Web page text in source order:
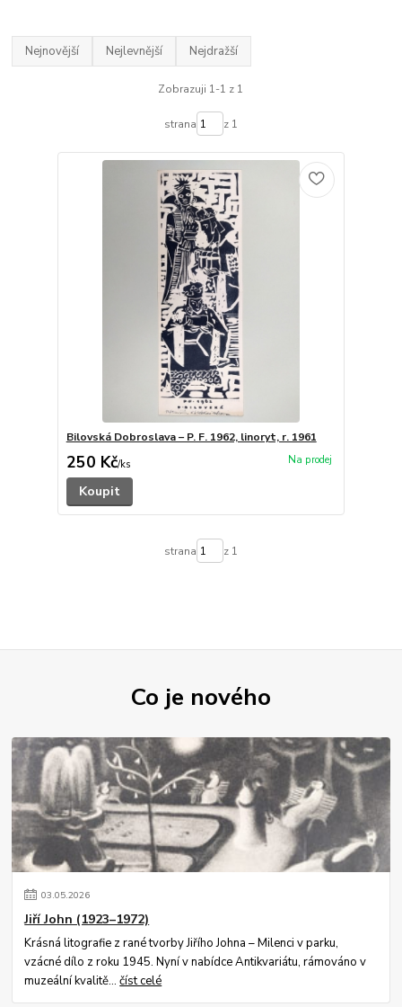
Nejnovější Nejlevnější Nejdražší
Zobrazuji 1-1 z 1
strana z 1
Bilovská Dobroslava – P. F. 1962, linoryt, r. 1961
250 Kč/ks
Koupit
strana z 1
Co je nového
03.05.2026
Jiří John (1923–1972)
Krásná litografie z rané tvorby Jiřího Johna – Milenci v parku,
vzácné dílo z roku 1945. Nyní v nabídce Antikvariátu, rámováno v
muzeální kvalitě...číst celé